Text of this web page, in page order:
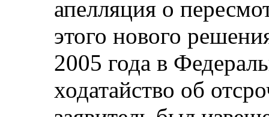
апелляция о
этого нового
2005 года в
ходатайство об